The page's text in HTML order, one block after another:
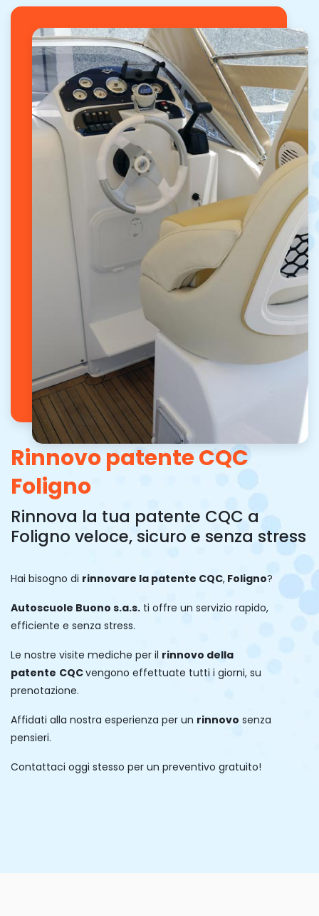
Rinnovo patente CQC
Foligno
Rinnova la tua patente CQC a
Foligno veloce, sicuro e senza stress
Hai bisogno di rinnovare la patente CQC, Foligno?
Autoscuole Buono s.a.s. ti offre un servizio rapido,
efficiente e senza stress.
Le nostre visite mediche per il rinnovo della
patente CQCvengono effettuate tutti i giorni, su
prenotazione.
Affidati alla nostra esperienza per un rinnovo senza
pensieri.
Contattaci oggi stesso per un preventivo gratuito!